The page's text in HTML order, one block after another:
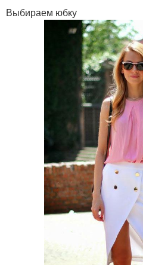
Выбираем юбку